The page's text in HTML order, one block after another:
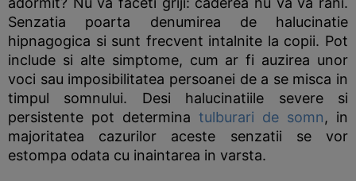
Senzatia poarta denumirea de halucinatie
hipnagogica si sunt frecvent intalnite la copii. Pot
include si alte simptome, cum ar fi auzirea unor
voci sau imposibilitatea persoanei de a se misca in
timpul somnului. Desi halucinatiile severe si
persistente pot determina tulburari de somn, in
majoritatea cazurilor aceste senzatii se vor
estompa odata cu inaintarea in varsta.